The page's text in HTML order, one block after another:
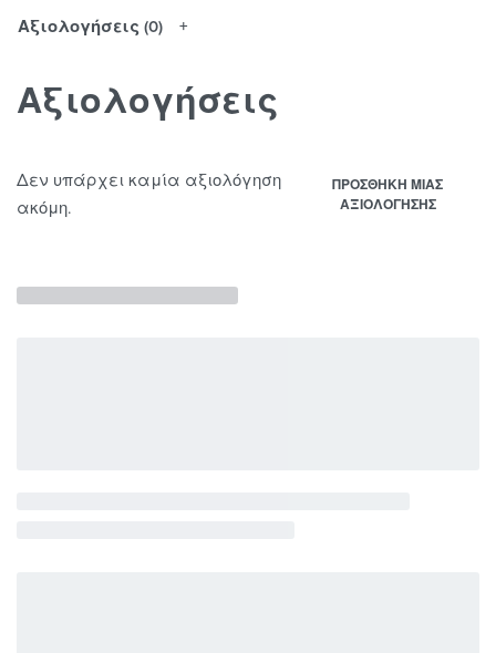
Αξιολογήσεις (0)
Αξιολογήσεις
Δεν υπάρχει καμία αξιολόγηση
ακόμη.
ΠΡΟΣΘΉΚΗ ΜΊΑΣ
ΑΞΙΟΛΌΓΗΣΗΣ